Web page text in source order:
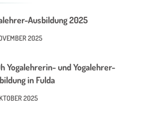
Ausbildung 2025
2025
Yogalehrerin- und Yogalehrer-
in Fulda
2025